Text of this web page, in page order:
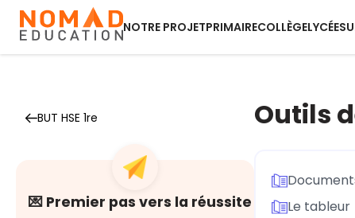
NOTRE PROJETPRIMAIRECOLLÈGELYCÉE
BUT HSE 1re
💌 Premier pas vers la réussite
Outils
Le tableur